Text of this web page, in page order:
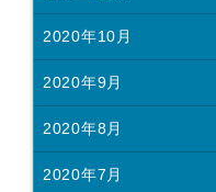
2020年10月
2020年9月
2020年8月
2020年7月